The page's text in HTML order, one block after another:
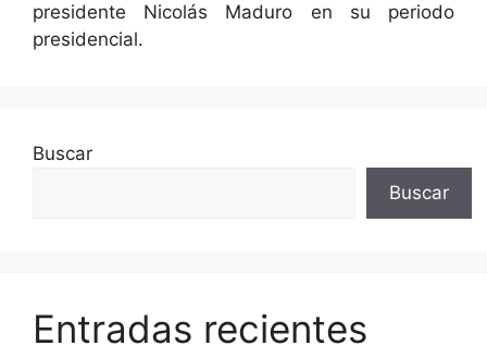
presidente Nicolás Maduro en su periodo
presidencial.
Buscar
Buscar
Entradas recientes